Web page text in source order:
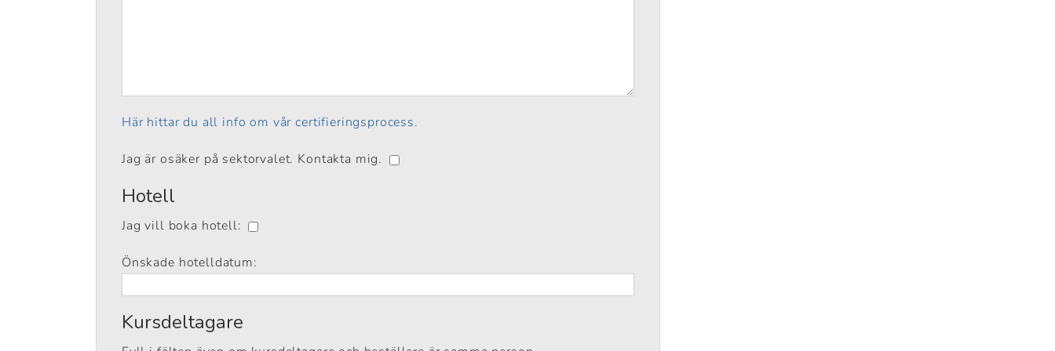
Här hittar du all info om vår certifieringsprocess.
Jag är osäker på sektorvalet. Kontakta mig.
Hotell
Jag vill boka hotell:
Önskade hotelldatum:
Kursdeltagare